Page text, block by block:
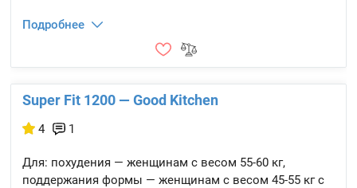
Подробнее
Super Fit 1200 — Good Kitchen
4 1
Для: похудения — женщинам с весом 55-60 кг,
поддержания формы — женщинам с весом 45-55 кг с